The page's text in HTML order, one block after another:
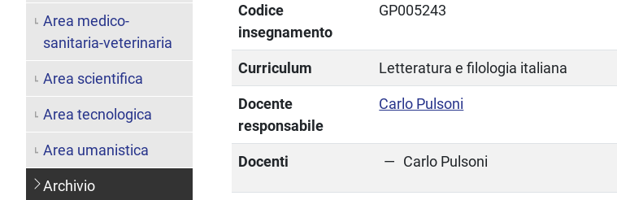
Codice
insegnamento
GP005243
Curriculum Letteratura e filologia italiana
Docente
responsabile
Carlo Pulsoni
Docenti Carlo Pulsoni
Area medico-
sanitaria-veterinaria
Area scientifica
Area tecnologica
Area umanistica
Archivio